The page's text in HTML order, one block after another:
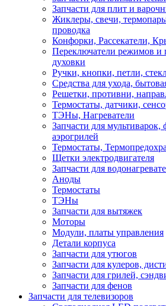
Запчасти для плит и
Жиклеры, свечи,
проводка
Конфорки, Рассекатели,
Переключатели режимов и
духовки
Ручки, кнопки, петли,
Средства для ухода,
Решетки, противни,
Термостаты, датчики,
ТЭНы, Нагреватели
Запчасти для
аэрогрилей
Термостаты,
Щетки электродвигателя
Запчасти для
Аноды
Термостаты
ТЭНы
Запчасти для вытяжек
Моторы
Модули, платы управления
Детали корпуса
Запчасти для утюгов
Запчасти для кулеров,
Запчасти для грилей,
Запчасти для фенов
Запчасти для телевизоров